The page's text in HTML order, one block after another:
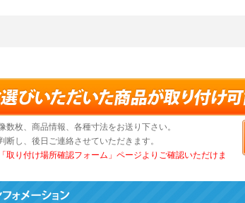
数枚、商品情報、各種寸法をお送り下さい。
断し、後日ご連絡させていただきます。
取り付け場所確認フォーム」ページよりご確認いただけま